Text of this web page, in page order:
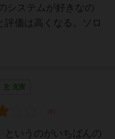
システムが好きなの
評価は高くなる。ソロ
充実
というのがいちばんの